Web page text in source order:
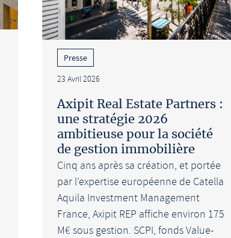
Presse
23 Avril 2026
Axipit Real Estate Partners :
une stratégie 2026
ambitieuse pour la société
de gestion immobilière
Cinq ans après sa création, et portée
par l’expertise européenne de Catella
Aquila Investment Management
France, Axipit REP affiche environ 175
M€ sous gestion. SCPI, fonds Value-